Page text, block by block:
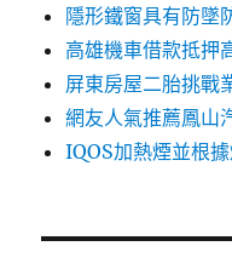
隱形鐵窗具有防墜
高雄機車借款抵押
屏東房屋二胎挑戰
網友人氣推薦鳳山
IQOS加熱煙並根